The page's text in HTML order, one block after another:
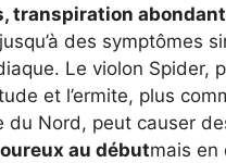
transpiration
jusqu’à des symptômes
Le violon Spider,
et l’ermite, plus
du Nord, peut causer
au débutmais en